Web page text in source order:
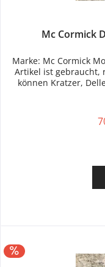
Mc Cormick
Marke: Mc Cormick
Artikel ist gebraucht,
können Kratzer,